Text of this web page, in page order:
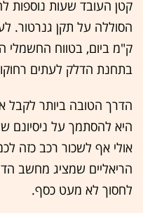
קטן העובד שעות נוספות
הסוללה על תקן גנרטור.
ק"מ ביום, בטווח החשמלי
בתחנת הדלק לעתים
הדרך הטובה ביותר לקבל
היא להסתמך על ניסיונם
אולי אף לשכור רכב כזה
הריאליים שמציג מחשב
לחסוך לא מעט כסף.